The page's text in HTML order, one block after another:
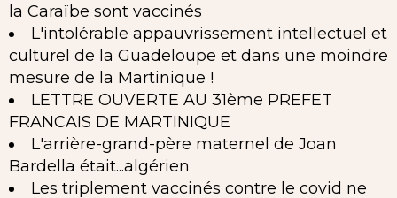
la Caraïbe sont vaccinés
L'intolérable appauvrissement intellectuel et
culturel de la Guadeloupe et dans une moindre
mesure de la Martinique !
LETTRE OUVERTE AU 31ème PREFET
FRANCAIS DE MARTINIQUE
L'arrière-grand-père maternel de Joan
Bardella était...algérien
Les triplement vaccinés contre le covid ne